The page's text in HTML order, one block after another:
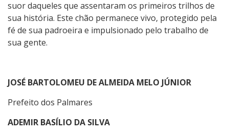
suor daqueles que assentaram os primeiros trilhos de
sua história. Este chão permanece vivo, protegido pela
fé de sua padroeira e impulsionado pelo trabalho de
sua gente.
JOSÉ BARTOLOMEU DE ALMEIDA MELO JÚNIOR
Prefeito dos Palmares
ADEMIR BASÍLIO DA SILVA